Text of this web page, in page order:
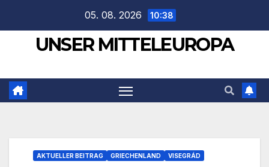
springen
05. 08. 2026 10:38
UNSER MITTELEUROPA
AKTUELLER BEITRAG GRIECHENLAND VISEGRÁD